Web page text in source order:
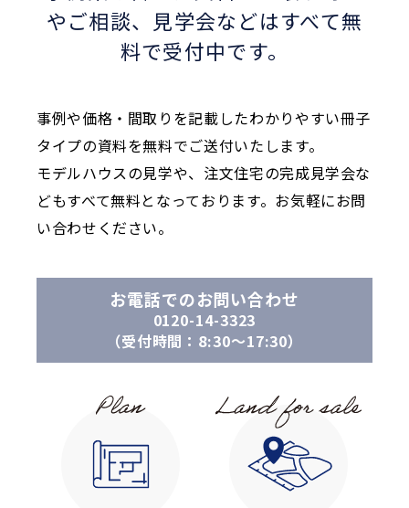
やご相談、
見学会などはすべて無
料で受付中です。
事例や価格・間取りを記載したわかりやすい冊子
タイプの資料を無料でご送付いたします。
モデルハウスの見学や、注文住宅の完成見学会な
どもすべて無料となっております。お気軽にお問
い合わせください。
お電話でのお問い合わせ
0120-14-3323
（受付時間：8:30〜17:30）